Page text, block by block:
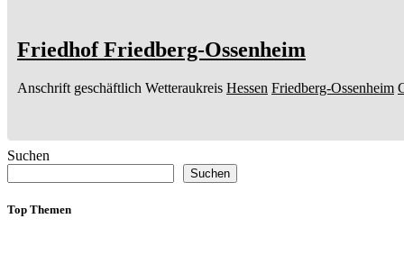
Friedhof Friedberg-Ossenheim
Anschrift geschäftlich Wetteraukreis Hessen Friedberg-Ossenheim
Suchen
Suchen
Top Themen